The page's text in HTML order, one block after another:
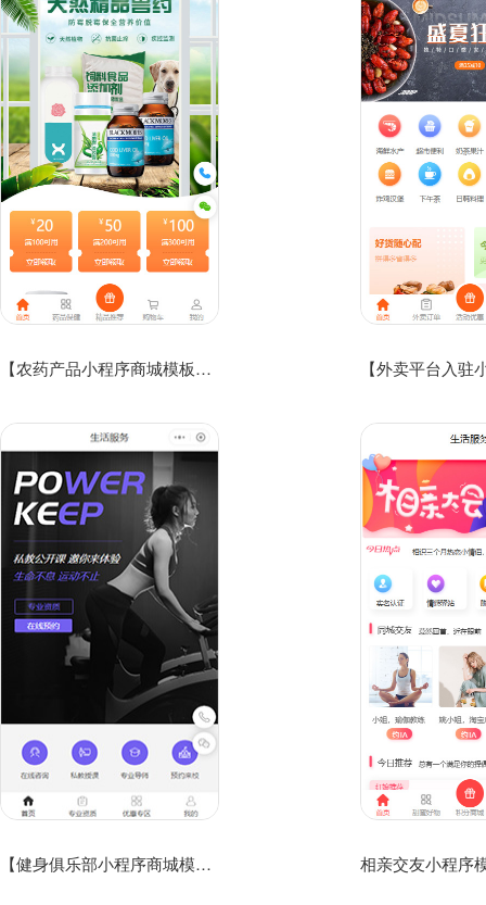
【农药产品小程序商城模板】兽药店铺小程序模板
【健身俱乐部小程序商城模板】健身品牌官方小程序模板